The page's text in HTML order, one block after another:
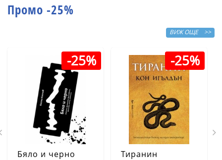
Промо -25%
ВИЖ ОЩЕ >>
-25%
Бяло и черно
-25%
Тиранин